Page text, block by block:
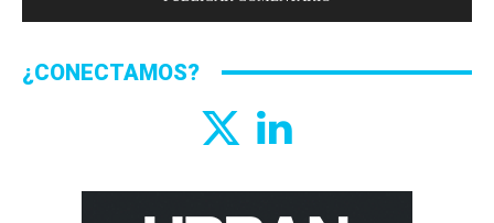
¿CONECTAMOS?